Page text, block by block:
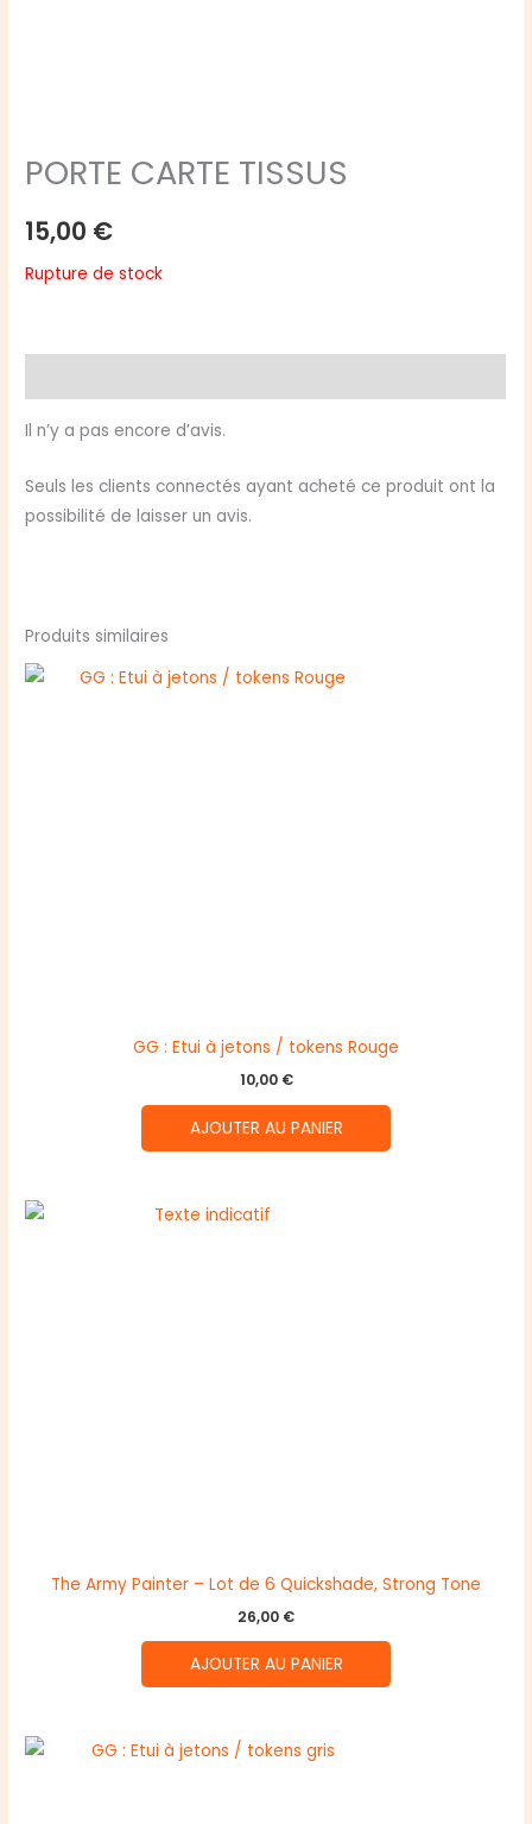
PORTE CARTE TISSUS
15,00 €
Rupture de stock
Il n’y a pas encore d’avis.
Seuls les clients connectés ayant acheté ce produit ont la
possibilité de laisser un avis.
Produits similaires
GG : Etui à jetons / tokens Rouge
10,00 €
AJOUTER AU PANIER
The Army Painter – Lot de 6 Quickshade, Strong Tone
26,00 €
AJOUTER AU PANIER